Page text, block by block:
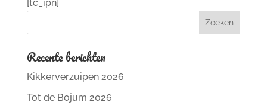
[tc_ipn]
Recente berichten
Kikkerverzuipen 2026
Tot de Bojum 2026